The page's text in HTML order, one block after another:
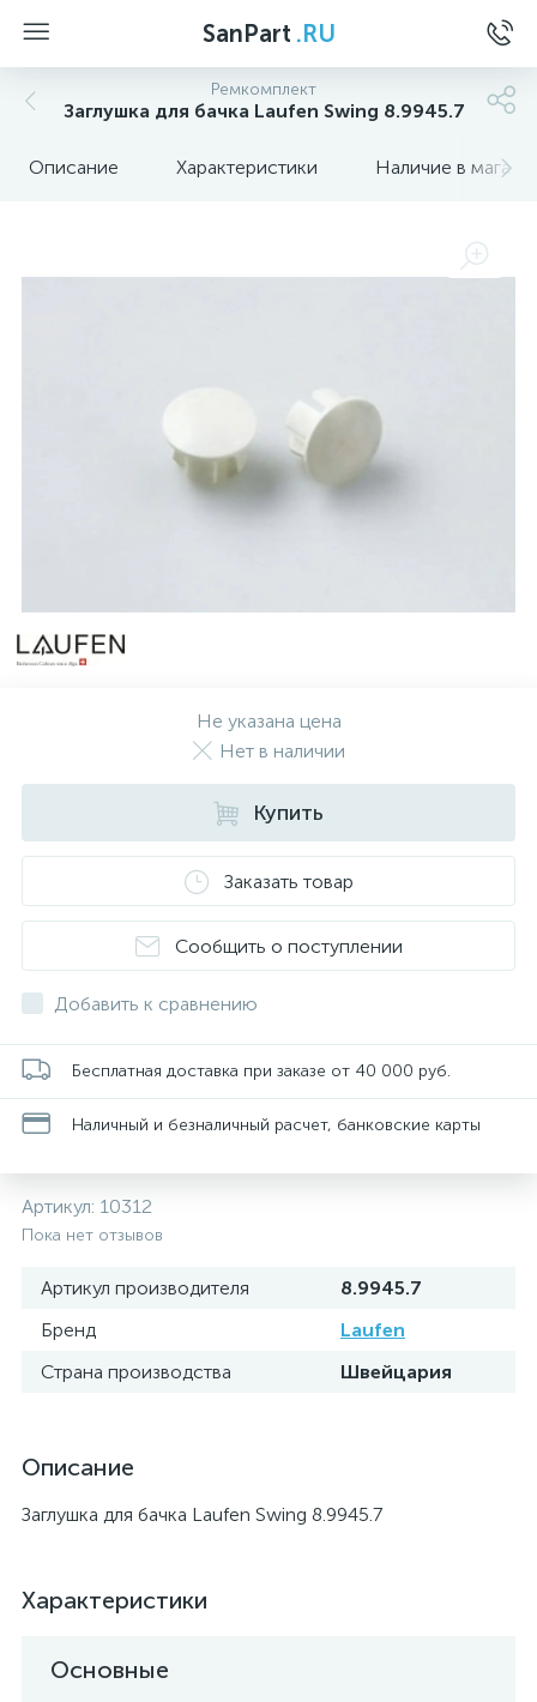
SanPart .RU
Ремкомплект
Заглушка для бачка Laufen Swing 8.9945.7
Описание Характеристики Наличие в
Не указана цена
Нет в наличии
Купить
Заказать товар
Сообщить о поступлении
Добавить к сравнению
Бесплатная доставка при заказе от 40 000 руб.
Наличный и безналичный расчет, банковские карты
Артикул: 10312
Пока нет отзывов
Артикул производителя
8.9945.7
Бренд
Laufen
Страна производства
Швейцария
Описание
Заглушка для бачка Laufen Swing 8.9945.7
Характеристики
Основные